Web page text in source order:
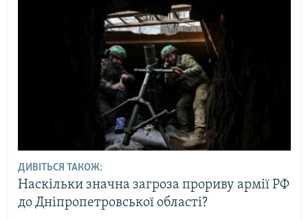
ДИВІТЬСЯ ТАКОЖ:
Наскільки значна загроза прориву армії РФ
до Дніпропетровської області?